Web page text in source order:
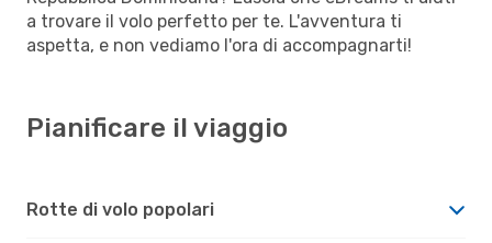
a trovare il volo perfetto per te. L'avventura ti
aspetta, e non vediamo l'ora di accompagnarti!
Pianificare il viaggio
Rotte di volo popolari